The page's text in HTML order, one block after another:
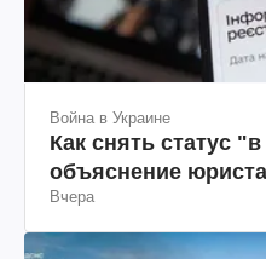
Война в Украине
Как снять статус
объяснение юриста
Вчера